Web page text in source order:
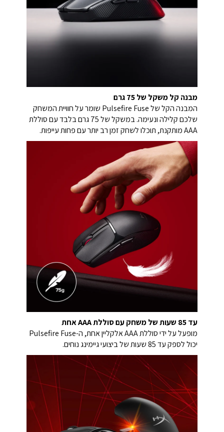
מבנה קל משקל של 75 גרם
המבנה הקל של Pulsefire Fuse שומר על חוויית המשחק
שלכם קלילה ונעימה. במשקל של 75 גרם בלבד עם סוללת
AAA מותקנת, תוכלו לשחק זמן רב יותר עם פחות עייפות.
עד 85 שעות של משחק עם סוללת AAA אחת
מופעל על ידי סוללת AAA אלקליין אחת, ה-Pulsefire Fuse
יכול לספק עד 85 שעות של ביצועי גיימינג נוחים.